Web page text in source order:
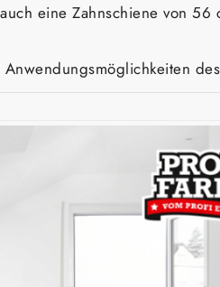
eine Zahnschiene von 56